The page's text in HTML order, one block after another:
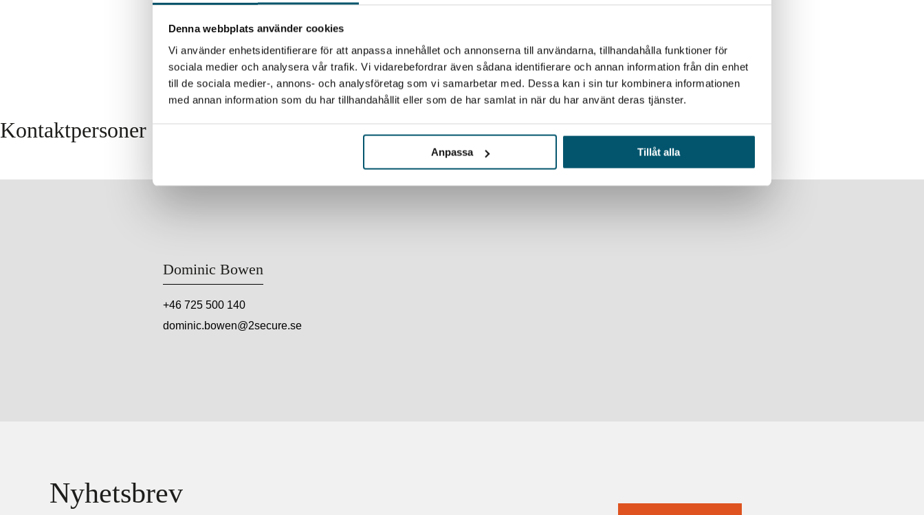
Denna webbplats använder cookies
Vi använder enhetsidentifierare för att anpassa innehållet och annonserna till användarna, tillhandahålla funktioner för
sociala medier och analysera vår trafik. Vi vidarebefordrar även sådana identifierare och annan information från din enhet
till de sociala medier-, annons- och analysföretag som vi samarbetar med. Dessa kan i sin tur kombinera informationen
med annan information som du har tillhandahållit eller som de har samlat in när du har använt deras tjänster.
Anpassa Tillåt alla
KONTAKTA MIG
Kontaktpersoner
Dominic Bowen
+46 725 500 140
dominic.bowen@2secure.se
Nyhetsbrev